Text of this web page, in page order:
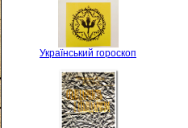
Український гороскоп